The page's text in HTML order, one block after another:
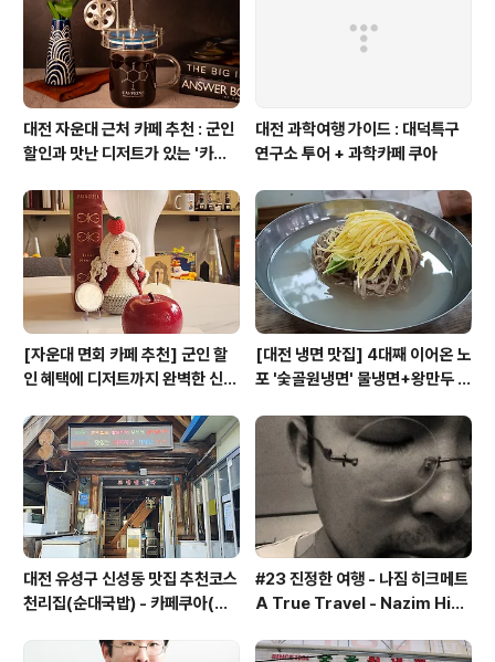
연/체험01. #꼬마우주인 22회차 : 남극에..
대전 자운대 근처 카페 추천 : 군인
할인과 맛난 디저트가 있는 '카페
대전 과학여행 가이드 : 대덕특구
연구소 투어 + 과학카페 쿠아
[자운대 면회 카페 추천] 군인 할
인 혜택에 디저트까지 완벽한 신성
[대전 냉면 맛집] 4대째 이어온 노
포 '숯골원냉면' 물냉면+왕만두 조
대전 유성구 신성동 맛집 추천코스
천리집(순대국밥) - 카페쿠아(커
#23 진정한 여행 - 나짐 히크메트
A True Travel - Nazim Hik